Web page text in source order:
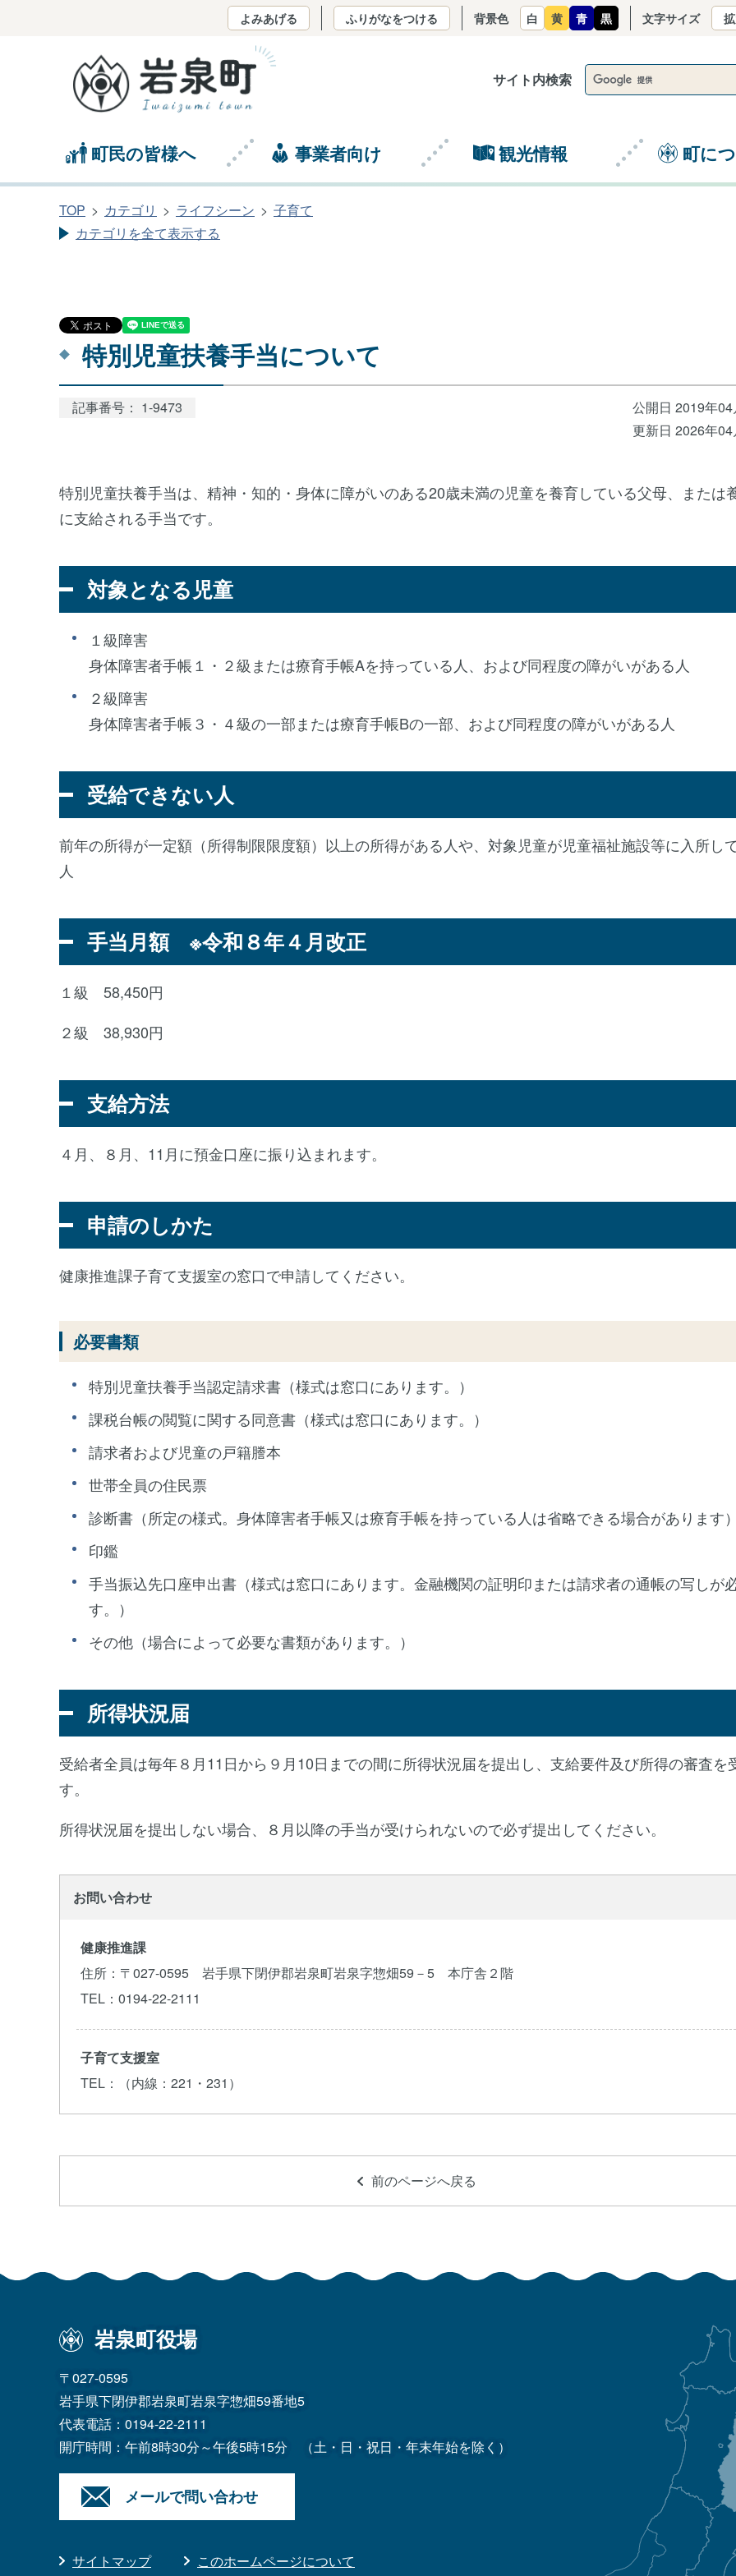
サイト内検索
町民の皆様へ 事業者向け 観光情報 町に
よみあげる ふりがなをつける 背景色 白 黄 青 黒 文字サイズ
TOP カテゴリ ライフシーン
子育て
カテゴリを全て表示する
特別児童扶養手当について
記事番号： 1-9473
公開日 2019年04
更新日 2026年04
特別児童扶養手当は、精神・知的・身体に障がいのある20歳未満の児童を養育している父母、または
に支給される手当です。
対象となる児童
１級障害
身体障害者手帳１・２級または療育手帳Aを持っている人、および同程度の障がいがある人
２級障害
身体障害者手帳３・４級の一部または療育手帳Bの一部、および同程度の障がいがある人
受給できない人
前年の所得が一定額（所得制限限度額）以上の所得がある人や、対象児童が児童福祉施設等に入所し
人
手当月額 ※令和８年４月改正
１級 58,450円
２級 38,930円
支給方法
４月、８月、11月に預金口座に振り込まれます。
申請のしかた
健康推進課子育て支援室の窓口で申請してください。
必要書類
特別児童扶養手当認定請求書（様式は窓口にあります。）
課税台帳の閲覧に関する同意書（様式は窓口にあります。）
請求者および児童の戸籍謄本
世帯全員の住民票
診断書（所定の様式。身体障害者手帳又は療育手帳を持っている人は省略できる場合があります）
印鑑
手当振込先口座申出書（様式は窓口にあります。金融機関の証明印または請求者の通帳の写しが
す。）
その他（場合によって必要な書類があります。）
所得状況届
受給者全員は毎年８月11日から９月10日までの間に所得状況届を提出し、支給要件及び所得の審査を
す。
所得状況届を提出しない場合、８月以降の手当が受けられないので必ず提出してください。
お問い合わせ
健康推進課
住所 ：〒027-0595 岩手県下閉伊郡岩泉町岩泉字惣畑59－5 本庁舎２階
TEL ：0194-22-2111
子育て支援室
TEL ：（内線：221・231）
前のページへ戻る
岩泉町役場
〒027-0595
岩手県下閉伊郡岩泉町岩泉字惣畑59番地5
代表電話： 0194-22-2111
開庁時間：午前8時30分～午後5時15分
（土・日・祝日・年末年始を除く）
メールで問い合わせ
サイトマップ このホームページについて